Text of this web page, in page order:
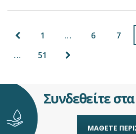
1 … 6 7
…
51
Συνδεθείτε
ΜΑΘΕΤΕ